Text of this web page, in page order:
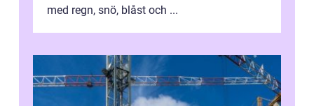
med regn, snö, blåst och ...